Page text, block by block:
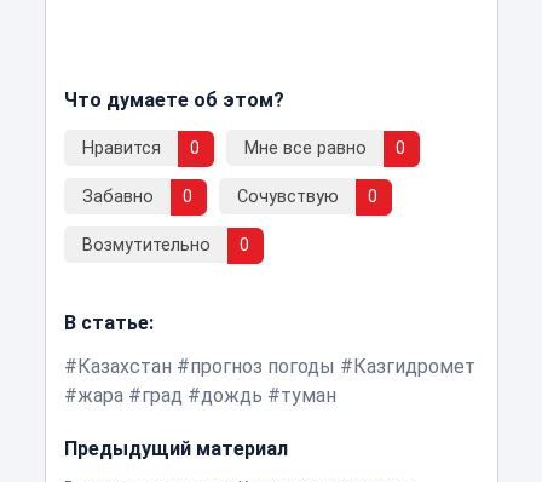
Что думаете об этом?
Нравится 0 Мне все равно 0
Забавно 0 Сочувствую 0
Возмутительно 0
В статье:
Казахстан
прогноз погоды
Казгидромет
жара
град дождь туман
Предыдущий материал